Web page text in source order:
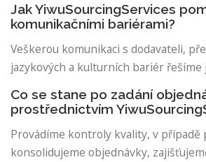
Jak YiwuSourcingServices
komunikačními bariérami?
Veškerou komunikaci s dodavateli,
jazykových a kulturních bariér řešíme
Co se stane po zadání
prostřednictvím
Provádíme kontroly kvality, v případě
konsolidujeme objednávky,